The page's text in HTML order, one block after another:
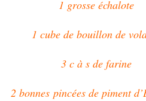
1 grosse échalote
1 cube de bouillon de
3 c à s de farine
2 bonnes pincées de piment